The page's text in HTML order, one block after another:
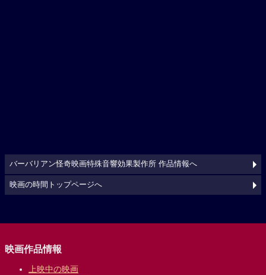
バーバリアン怪奇映画特殊音響効果製作所 作品情報へ
映画の時間トップページへ
映画作品情報
上映中の映画